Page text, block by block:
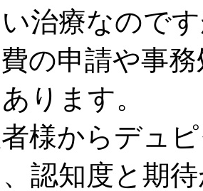
治療なので
の申請や事
ります。
様からデュ
認知度と期